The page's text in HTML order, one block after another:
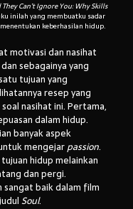
They Can’t Ignore You: Why Skills
inilah yang membuatku sadar
keberhasilan hidup.
motivasi dan nasihat
sebagainya yang
tujuan yang
resep yang
nasihat ini. Pertama,
dalam hidup.
banyak aspek
mengejarpassion.
hidup melainkan
dan pergi.
sangat baik dalam film
Soul.